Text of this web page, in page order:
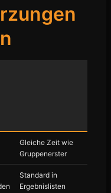
Gleiche Zeit wie
Gruppenerster
Standard in
Ergebnislisten